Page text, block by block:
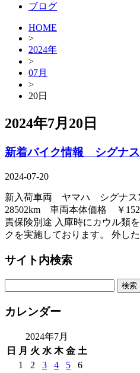
ブログ
HOME
>
2024年
>
07月
>
20日
2024年7月20日
新着バイク情報 シグナ
2024-07-20
新入荷車両 ヤマハ シグナ
28502km 車両本体価格 ￥
責保険別途 入庫時にカウル類
クを実施しております。 外し
サイト内検索
カレンダー
2024年7月
日
月 火 水 木 金 土
1
2 3 4 5
6